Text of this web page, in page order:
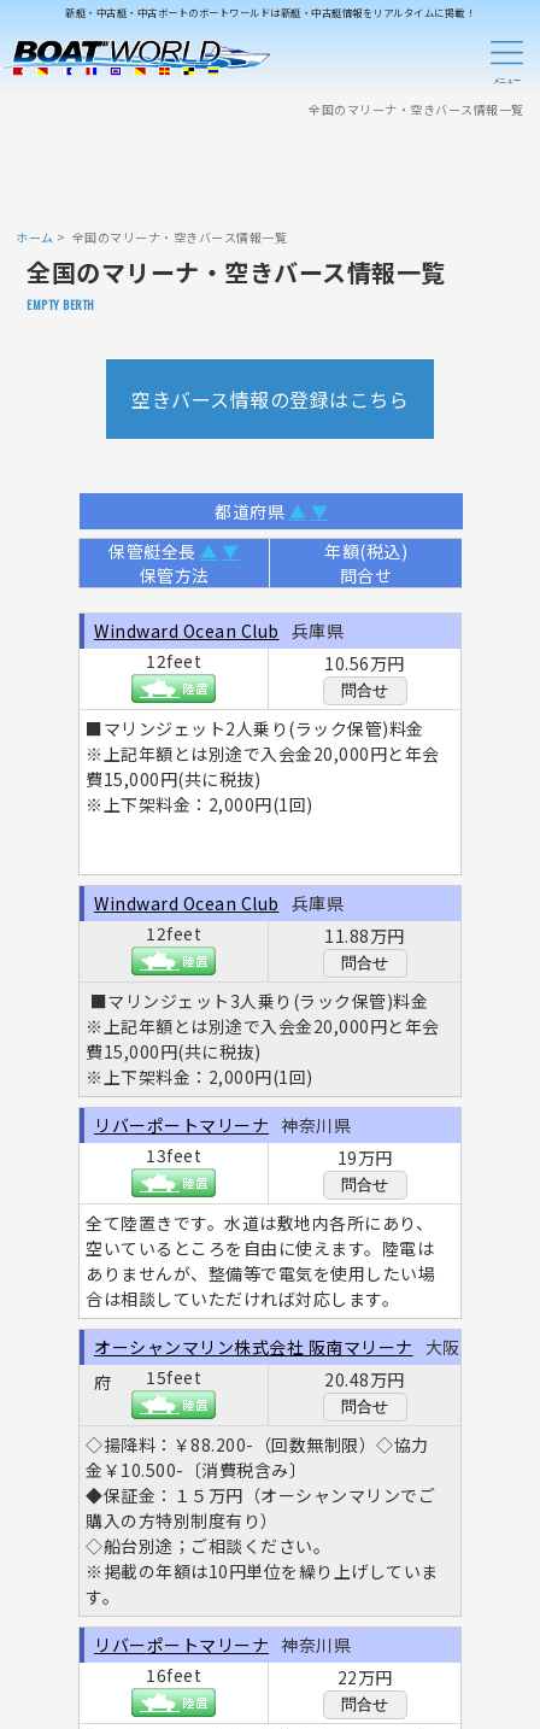
新艇・中古艇・中古ボートのボートワールドは新艇・中古艇情報をリアルタイムに掲載！
全国のマリーナ・空きバース情報一覧
ホーム 全国のマリーナ・空きバース情報一覧
全国のマリーナ・空きバース情報一覧
EMPTY BERTH
空きバース情報の登録はこちら
保管艇全長 ▲ ▼
保管方法
年額(税込)
問合せ
都道府県 ▲ ▼
12feet 10.56万円
問合せ
■マリンジェット2人乗り(ラック保管)料金
※上記年額とは別途で入会金20,000円と年会
費15,000円(共に税抜)
※上下架料金：2,000円(1回)
Windward Ocean Club 兵庫県
12feet 11.88万円
問合せ
■マリンジェット3人乗り(ラック保管)料金
※上記年額とは別途で入会金20,000円と年会
費15,000円(共に税抜)
※上下架料金：2,000円(1回)
Windward Ocean Club 兵庫県
13feet 19万円
問合せ
全て陸置きです。水道は敷地内各所にあり、
空いているところを自由に使えます。陸電は
ありませんが、整備等で電気を使用したい場
合は相談していただければ対応します。
リバーポートマリーナ 神奈川県
15feet 20.48万円
問合せ
◇揚降料：￥88.200-（回数無制限）◇協力
金￥10.500-〔消費税含み〕
◆保証金：１５万円（オーシャンマリンでご
購入の方特別制度有り）
◇船台別途；ご相談ください。
※掲載の年額は10円単位を繰り上げしていま
す。
オーシャンマリン株式会社 阪南マリーナ 大阪
府
16feet 22万円
問合せ
リバーポートマリーナ 神奈川県